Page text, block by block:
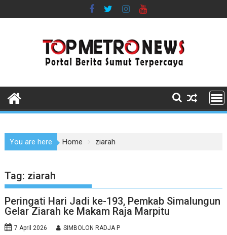
to
You are here Home ziarah
Tag: ziarah
Peringati Hari Jadi ke-193, Pemkab Simalungun
Gelar Ziarah ke Makam Raja Marpitu
7 April 2026 SIMBOLON RADJA P